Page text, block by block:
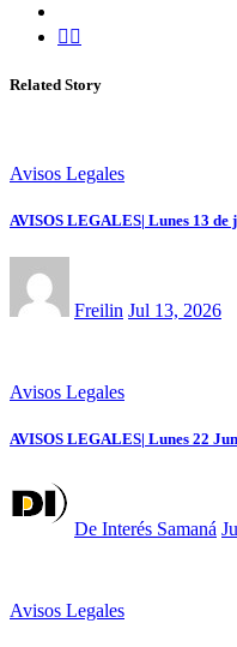
Related Story
Avisos Legales
AVISOS LEGALES| Lunes 13
Freilin Jul 13, 2026
Avisos Legales
AVISOS LEGALES| Lunes 22
De Interés Samaná
Avisos Legales